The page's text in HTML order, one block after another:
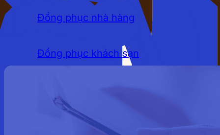
Đồng phục nhà hàng
Đồng phục khách sạn
Đồng phục quán cafe
LĨNH VỰC